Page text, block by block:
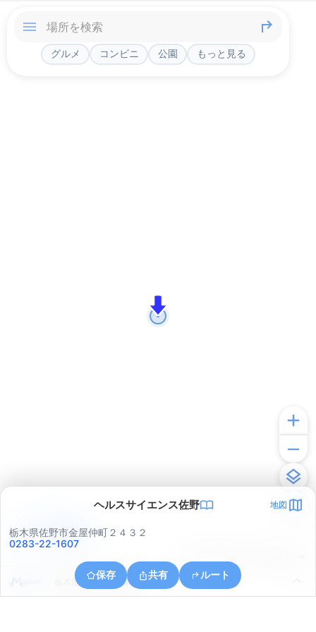
グルメ コンビニ 公園 もっと見る
ヘルスサイエンス佐野 地図
栃木県佐野市金屋仲町２４３２
0283-22-1607
保存 共有 ルート
栃木県佐野市庚申塚町
アプリで見る